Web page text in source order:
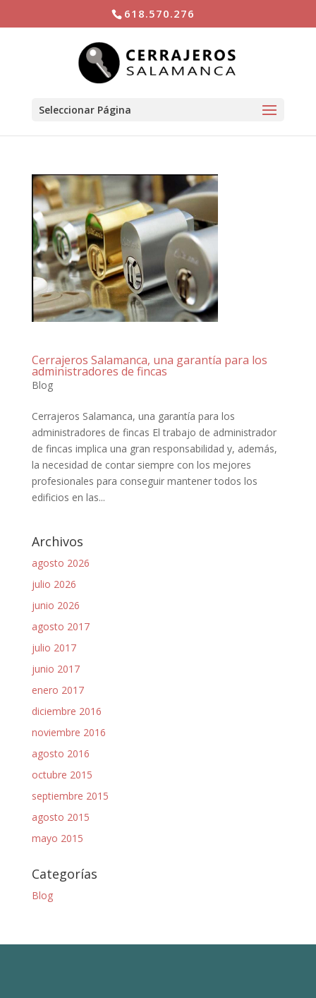
618.570.276
Seleccionar Página
Cerrajeros Salamanca, una garantía para los
administradores de fincas
Blog
Cerrajeros Salamanca, una garantía para los
administradores de fincas El trabajo de administrador
de fincas implica una gran responsabilidad y, además,
la necesidad de contar siempre con los mejores
profesionales para conseguir mantener todos los
edificios en las...
Archivos
agosto 2026
julio 2026
junio 2026
agosto 2017
julio 2017
junio 2017
enero 2017
diciembre 2016
noviembre 2016
agosto 2016
octubre 2015
septiembre 2015
agosto 2015
mayo 2015
Categorías
Blog